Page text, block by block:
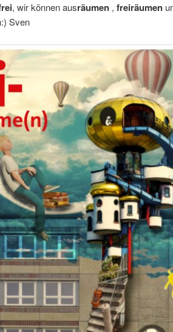
, wir können ausräumen, freiräumen
Sven